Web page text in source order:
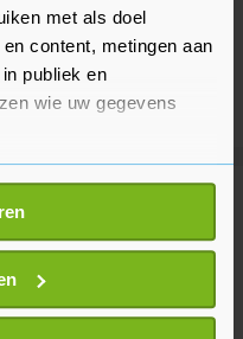
met als doel
content, metingen aan
publiek en
wie uw gegevens
graag:
uw geografische
nauwkeurig kan zijn
door het actief te
(fingerprinting)